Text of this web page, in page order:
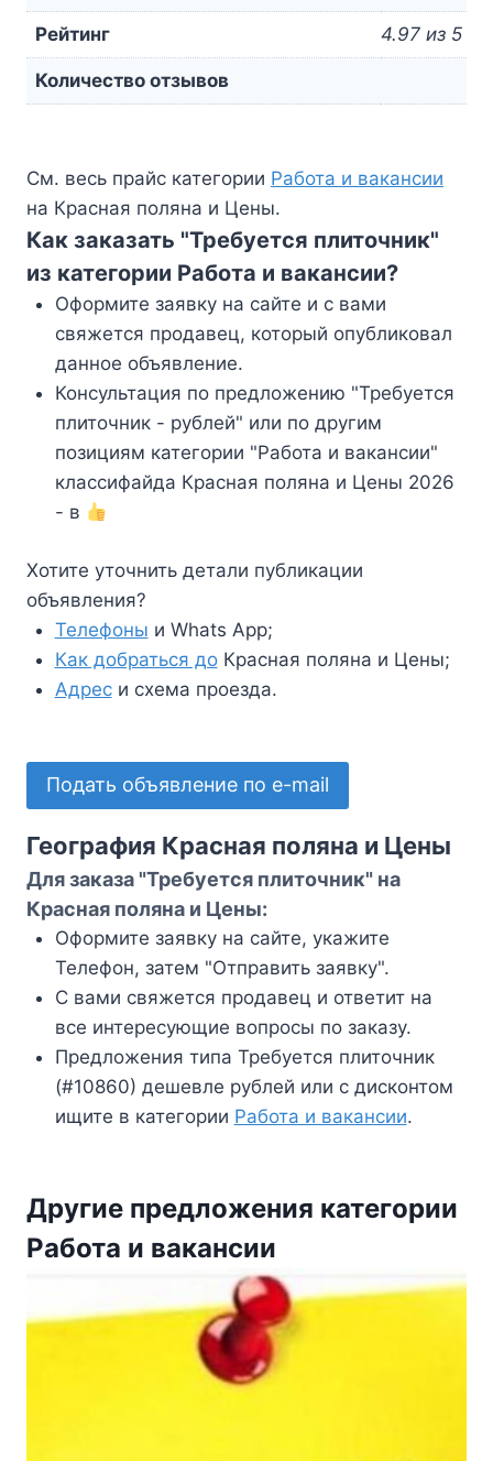
Рейтинг 4.97 из 5
Количество отзывов
См. весь прайс категории Работа и вакансии
на Красная поляна и Цены.
Как заказать "Требуется плиточник"
из категории Работа и вакансии?
Оформите заявку на сайте и с вами
свяжется продавец, который опубликовал
данное объявление.
Консультация по предложению "Требуется
плиточник - рублей" или по другим
позициям категории "Работа и вакансии"
классифайда Красная поляна и Цены 2026
- в
Хотите уточнить детали публикации
объявления?
Телефоны и Whats App;
Как добраться доКрасная поляна и Цены;
Адреси схема проезда.
Подать объявление по e-mail
География Красная поляна и Цены
Для заказа "Требуется плиточник" на
Красная поляна и Цены:
Оформите заявку на сайте, укажите
Телефон, затем "Отправить заявку".
С вами свяжется продавец и ответит на
все интересующие вопросы по заказу.
Предложения типа Требуется плиточник
(#10860) дешевле рублей или с дисконтом
ищите в категории Работа и вакансии.
Другие предложения категории
Работа и вакансии